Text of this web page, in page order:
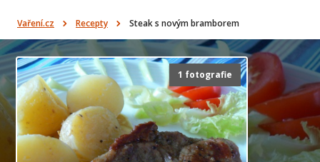
Vaření.cz Recepty Steak s novým bramborem
1 fotografie